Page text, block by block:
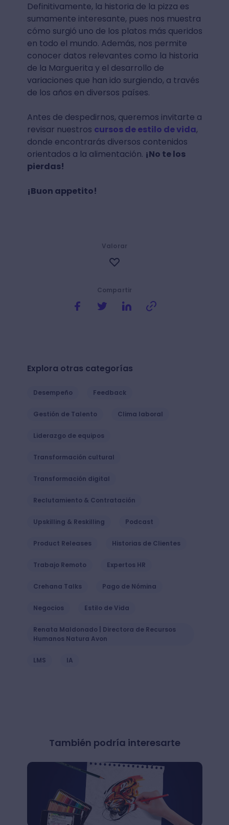
Definitivamente, la historia de la pizza es
sumamente interesante, pues nos muestra
cómo surgió uno de los platos más queridos
en todo el mundo. Además, nos permite
conocer datos relevantes como la historia
de la Marguerita y el desarrollo de
variaciones que han ido surgiendo, a través
de los años en diversos países.
Antes de despedirnos, queremos invitarte a
revisar nuestros cursos de estilo de vida,
donde encontrarás diversos contenidos
orientados a la alimentación. ¡No te los
pierdas!
¡Buon appetito!
Compartir
Valorar
Explora otras categorías
Desempeño Feedback
Gestión de Talento Clima laboral
Liderazgo de equipos
Transformación cultural
Transformación digital
Reclutamiento & Contratación
Upskilling & Reskilling Podcast
Product Releases Historias de Clientes
Trabajo Remoto Expertos HR
Crehana Talks Pago de Nómina
Negocios Estilo de Vida
Renata Maldonado | Directora de Recursos
Humanos Natura Avon
LMS IA
También podría interesarte